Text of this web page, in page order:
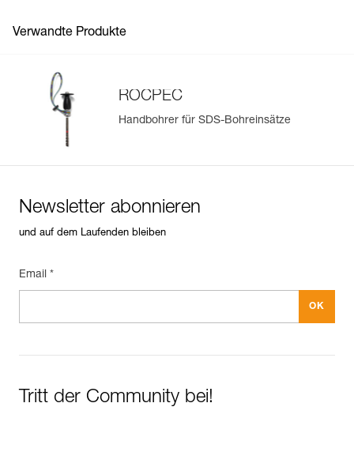
Verwandte Produkte
ROCPEC
Handbohrer für SDS-Bohreinsätze
Newsletter abonnieren
und auf dem Laufenden bleiben
Email *
Tritt der Community bei!